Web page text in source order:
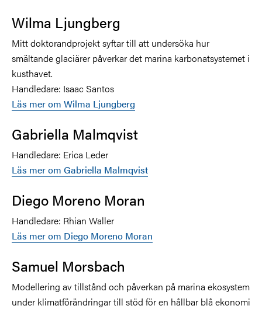
Wilma Ljungberg
Mitt doktorandprojekt syftar till att undersöka hur
smältande glaciärer påverkar det marina karbonatsystemet i
kusthavet.
Handledare: Isaac Santos
Läs mer om Wilma Ljungberg
Gabriella Malmqvist
Handledare: Erica Leder
Läs mer om Gabriella Malmqvist
Diego Moreno Moran
Handledare: Rhian Waller
Läs mer om Diego Moreno Moran
Samuel Morsbach
Modellering av tillstånd och påverkan på marina ekosystem
under klimatförändringar till stöd för en hållbar blå ekonomi